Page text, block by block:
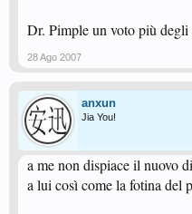
Dr. Pimple un voto più
28 Ago 2007
anxun
Jia You!
a me non dispiace il nuovo
a lui così come la fotina del